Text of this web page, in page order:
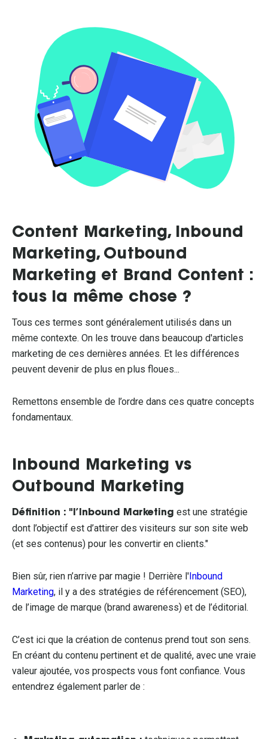
Content Marketing, Inbound
Marketing, Outbound
Marketing et Brand Content :
tous la même chose ?
Tous ces termes sont généralement utilisés dans un
même contexte. On les trouve dans beaucoup d'articles
marketing de ces dernières années. Et les différences
peuvent devenir de plus en plus floues...
Remettons ensemble de l’ordre dans ces quatre concepts
fondamentaux.
Inbound Marketing vs
Outbound Marketing
Définition : "l’Inbound Marketing est une stratégie
dont l’objectif est d’attirer des visiteurs sur son site web
(et ses contenus) pour les convertir en clients."
Bien sûr, rien n’arrive par magie ! Derrière l'Inbound
Marketing, il y a des stratégies de référencement (SEO),
de l’image de marque (brand awareness) et de l’éditorial.
C’est ici que la création de contenus prend tout son sens.
En créant du contenu pertinent et de qualité, avec une vraie
valeur ajoutée, vos prospects vous font confiance. Vous
entendrez également parler de :